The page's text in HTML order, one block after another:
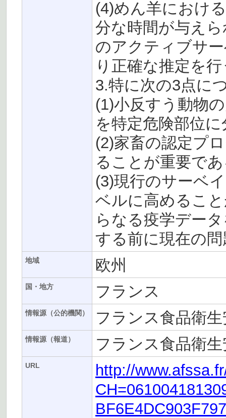
(4)めん羊におけ
分な時間が与え
のアクティブサ
り正確な推定を
3.特に次の3点に
(1)小反すう動物
を特定危険部位
(2)家畜の認定プ
ることが重要で
(3)現行のサーベ
ベルに高めるこ
らなる疫学デー
する前に現在の
地域 欧州
国・地方 フランス
情報源（公的機関） フランス食品衛
情報源（報道） フランス食品衛
URL
http://